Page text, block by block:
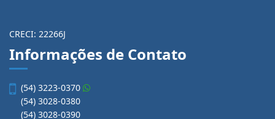
CRECI: 22266J
Informações de Contato
(54) 3223-0370
(54) 3028-0380
(54) 3028-0390